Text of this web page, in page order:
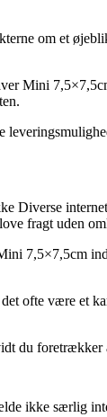
om et
Mini
Diverse
fragt uden
7,5×7,5cm
ofte være et
du foretrækker
ikke særlig